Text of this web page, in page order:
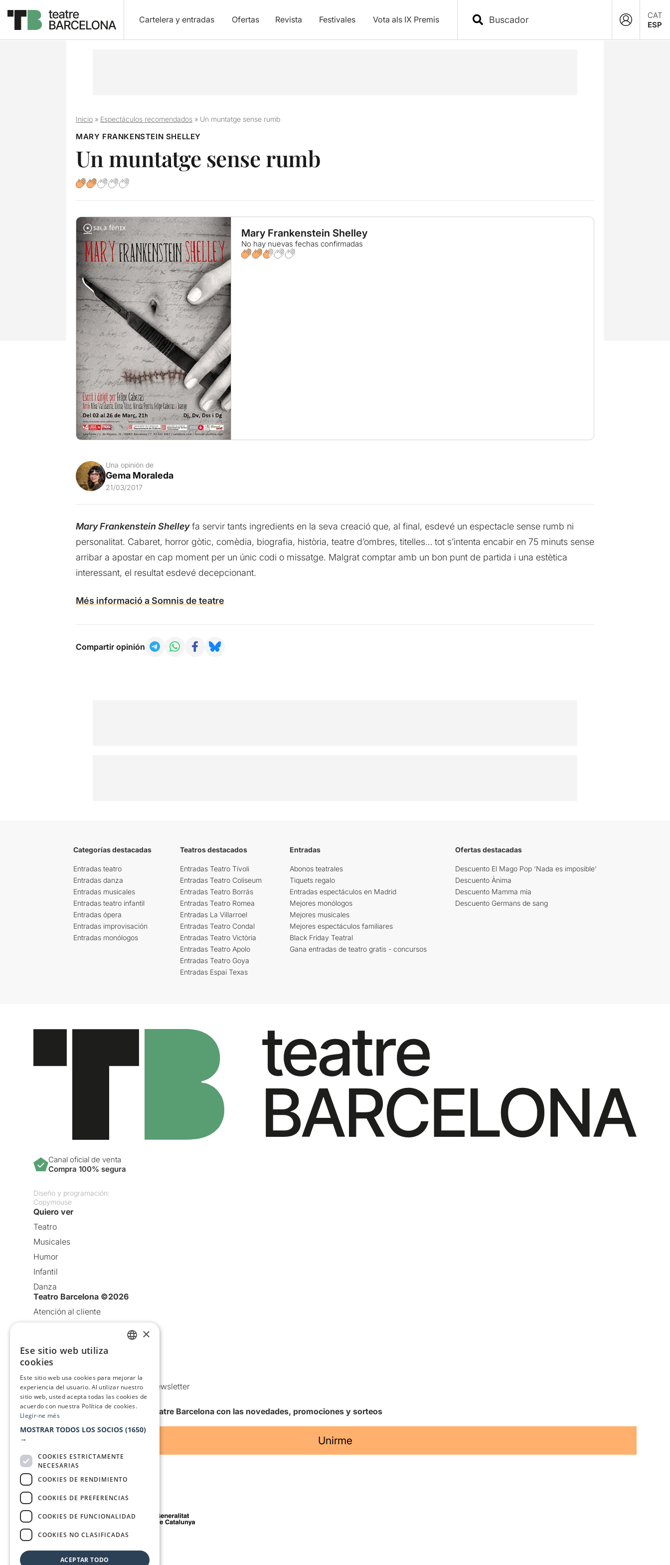
Cartelera y entradas Ofertas Revista Festivales Vota als IX Premis
CAT
ESP
Inicio» Espectáculos recomendados» Un muntatge sense rumb
MARY FRANKENSTEIN SHELLEY
Un muntatge sense rumb
Mary Frankenstein Shelley
No hay nuevas fechas confirmadas
Una opinión de
Gema Moraleda
21/03/2017
Mary Frankenstein Shelleyfa servir tants ingredients en la seva creació que, al final, esdevé un espectacle sense rumb ni
personalitat. Cabaret, horror gòtic, comèdia, biografia, història, teatre d’ombres, titelles… tot s’intenta encabir en 75 minuts sense
arribar a apostar en cap moment per un únic codi o missatge. Malgrat comptar amb un bon punt de partida i una estètica
interessant, el resultat esdevé decepcionant.
Més informació a Somnis de teatre
Compartir opinión
Categorías destacadas
Entradas teatro
Entradas danza
Entradas musicales
Entradas teatro infantil
Entradas ópera
Entradas improvisación
Entradas monólogos
Teatros destacados
Entradas Teatro Tívoli
Entradas Teatro Coliseum
Entradas Teatro Borrás
Entradas Teatro Romea
Entradas La Villarroel
Entradas Teatro Condal
Entradas Teatro Victòria
Entradas Teatro Apolo
Entradas Teatro Goya
Entradas Espai Texas
Entradas
Abonos teatrales
Tiquets regalo
Entradas espectáculos en Madrid
Mejores monólogos
Mejores musicales
Mejores espectáculos familiares
Black Friday Teatral
Gana entradas de teatro gratis - concursos
Ofertas destacadas
Descuento El Mago Pop 'Nada es imposible'
Descuento Ànima
Descuento Mamma mia
Descuento Germans de sang
Canal oficial de venta
Compra 100% segura
Diseño y programación:
Copymouse
Quiero ver
Teatro
Musicales
Humor
Infantil
Danza
Teatro Barcelona ©2026
Atención al cliente
Política de Cookies
Comunicaciones comerciales y Newsletter
Anuncia’t
Quiero recibir la newsletter de Teatre Barcelona con las novedades, promociones y sorteos
Unirme
Con el apoyo de
×
Ese sitio web utiliza
cookies
Este sitio web usa cookies para mejorar la
experiencia del usuario. Al utilizar nuestro
sitio web, usted acepta todas las cookies de
acuerdo con nuestra Política de cookies.
Llegir-ne més
MOSTRAR TODOS LOS SOCIOS (1650)
→
COOKIES ESTRICTAMENTE
NECESARIAS
COOKIES DE RENDIMIENTO
COOKIES DE PREFERENCIAS
COOKIES DE FUNCIONALIDAD
COOKIES NO CLASIFICADAS
ACEPTAR TODO